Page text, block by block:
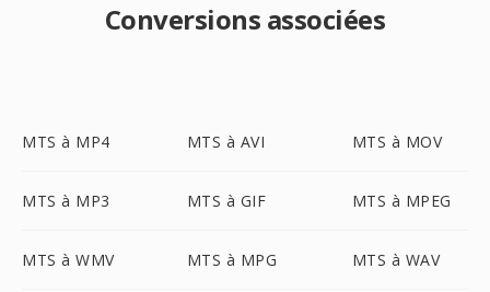
Conversions associées
MTS à MP4 MTS à AVI MTS à MOV
MTS à MP3 MTS à GIF MTS à MPEG
MTS à WMV MTS à MPG MTS à WAV